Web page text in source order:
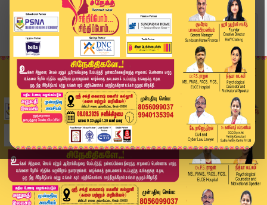
Home
வீடியோ ஸ்டோரி
District News | June 4 2026 | Tamil News Today ...